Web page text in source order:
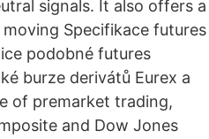
signals. It also offers a
Specifikace futures
podobné futures
burze derivátů Eurex a
of premarket trading,
and Dow Jones